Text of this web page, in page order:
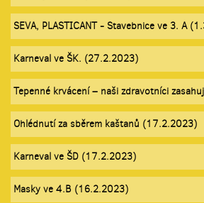
SEVA, PLASTICANT - Stavebnice ve 3. A
Karneval ve ŠK. (27.2.2023)
Tepenné krvácení – naši zdravotníci
Ohlédnutí za sběrem kaštanů (17.2.2023)
Karneval ve ŠD (17.2.2023)
Masky ve 4.B (16.2.2023)